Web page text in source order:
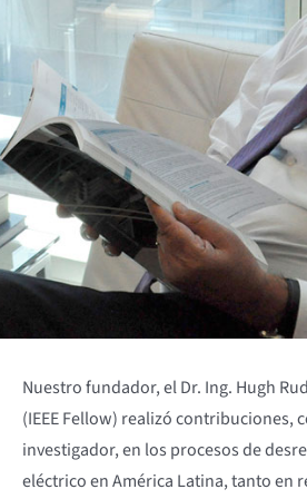
Nuestro fundador, el Dr. Ing. Hugh
(IEEE Fellow) realizó contribuciones,
investigador, en los procesos de
eléctrico en América Latina, tanto en